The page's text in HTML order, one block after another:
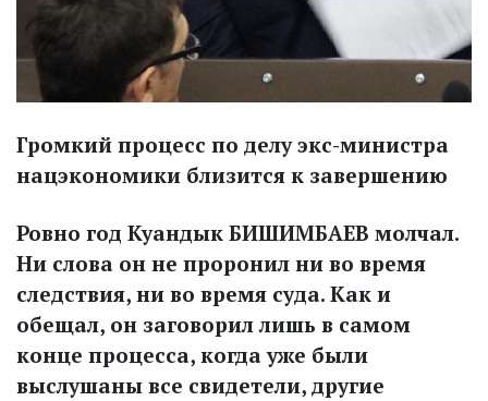
Громкий процесс по делу экс-министра
нацэкономики близится к завершению
Ровно год Куандык БИШИМБАЕВ молчал.
Ни слова он не проронил ни во время
следствия, ни во время суда. Как и
обещал, он заговорил лишь в самом
конце процесса, когда уже были
выслушаны все свидетели, другие